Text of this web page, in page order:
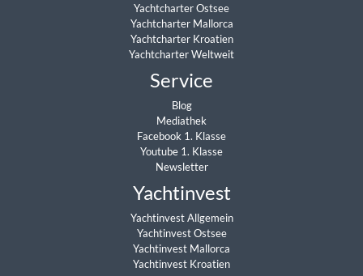
Yachtcharter Ostsee
Yachtcharter Mallorca
Yachtcharter Kroatien
Yachtcharter Weltweit
Service
Blog
Mediathek
Facebook 1. Klasse
Youtube 1. Klasse
Newsletter
Yachtinvest
Yachtinvest Allgemein
Yachtinvest Ostsee
Yachtinvest Mallorca
Yachtinvest Kroatien